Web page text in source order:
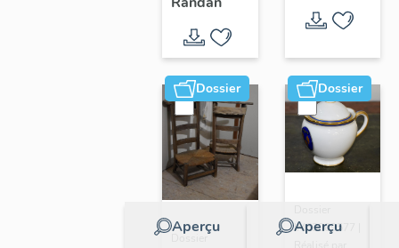
prière de
Marie-
Amélie "
Dossier
Aperçu
Dossier
Dossier
Aperçu
IM63009577 |